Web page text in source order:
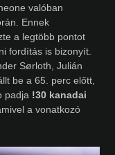
valóban
Ennek
a legtöbb pontot
fordítás is bizonyít.
Sørloth, Julián
be a 65. perc előtt,
padja !30 kanadai
a vonatkozó